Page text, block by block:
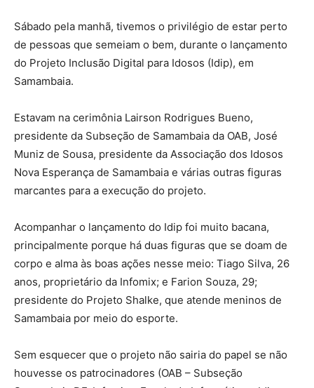
Sábado pela manhã, tivemos o privilégio de estar perto
de pessoas que semeiam o bem, durante o lançamento
do Projeto Inclusão Digital para Idosos (Idip), em
Samambaia.
Estavam na cerimônia Lairson Rodrigues Bueno,
presidente da Subseção de Samambaia da OAB, José
Muniz de Sousa, presidente da Associação dos Idosos
Nova Esperança de Samambaia e várias outras figuras
marcantes para a execução do projeto.
Acompanhar o lançamento do Idip foi muito bacana,
principalmente porque há duas figuras que se doam de
corpo e alma às boas ações nesse meio: Tiago Silva, 26
anos, proprietário da Infomix; e Farion Souza, 29;
presidente do Projeto Shalke, que atende meninos de
Samambaia por meio do esporte.
Sem esquecer que o projeto não sairia do papel se não
houvesse os patrocinadores (OAB – Subseção